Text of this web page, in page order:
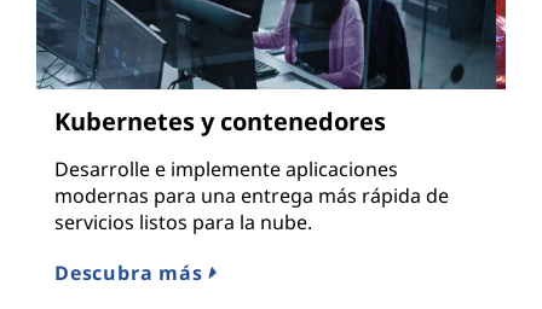
Kubernetes y contenedores
Desarrolle e implemente aplicaciones
modernas para una entrega más rápida de
servicios listos para la nube.
Descubra más